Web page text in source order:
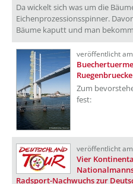
Da wickelt sich was um die
Eichenprozessionsspinner.
Bäume kaputt und man
veröffentlicht
Zum
fest:
veröffentlicht
Vier
Radsport-Nachwuchs zur